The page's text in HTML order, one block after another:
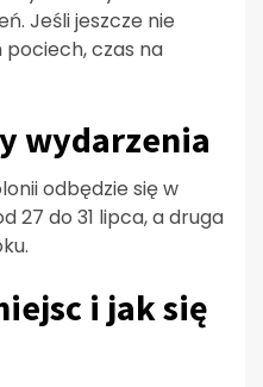
Jeśli jeszcze nie
czas na
wydarzenia
odbędzie się w
27 do 31 lipca, a druga
i jak się